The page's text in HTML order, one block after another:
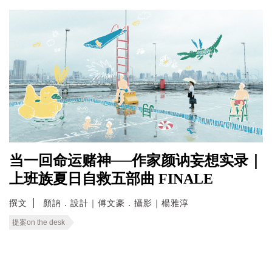
当一回命运赌神──作家颜讷妄想实录｜
上班族夏日自救五部曲 FINALE
撰文 顏訥．設計｜傅文豪．攝影｜楊雅淳
提案on the desk